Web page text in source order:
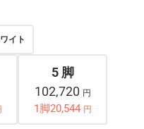
イト
5 脚
102,720 円
1脚20,544 円